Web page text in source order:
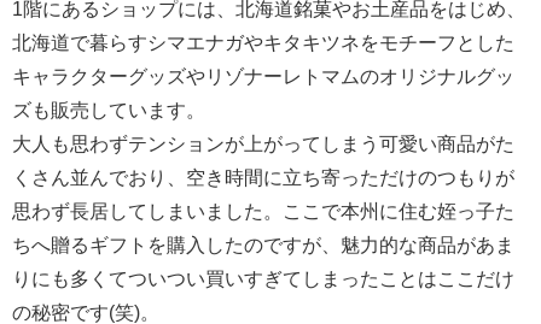
1階にあるショップには、北海道銘菓やお土産品をはじめ、
北海道で暮らすシマエナガやキタキツネをモチーフとした
キャラクターグッズやリゾナーレトマムのオリジナルグッ
ズも販売しています。
大人も思わずテンションが上がってしまう可愛い商品がた
くさん並んでおり、空き時間に立ち寄っただけのつもりが
思わず長居してしまいました。ここで本州に住む姪っ子た
ちへ贈るギフトを購入したのですが、魅力的な商品があま
りにも多くてついつい買いすぎてしまったことはここだけ
の秘密です(笑)。